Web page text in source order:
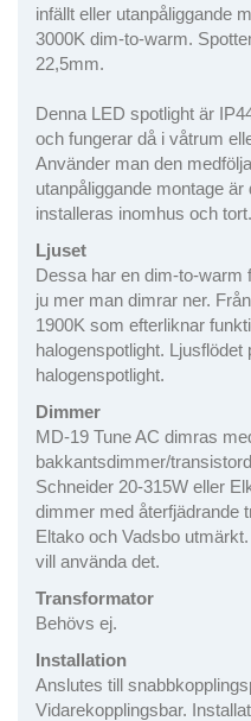
infällt eller utanpåliggande
3000K dim-to-warm.
22,5mm.
Denna LED spotlight är
och fungerar då i våtrum
Använder man den
utanpåliggande montage
installeras inomhus och tort.
Ljuset
Dessa har en dim-to-warm
ju mer man dimrar ner.
1900K som efterliknar
halogenspotlight.
halogenspotlight.
Dimmer
MD-19 Tune AC dimras
bakkantsdimmer/
Schneider 20-315W eller
dimmer med återfjädrande
Eltako och Vadsbo
vill använda det.
Transformator
Behövs ej.
Installation
Anslutes till
Vidarekopplingsbar.